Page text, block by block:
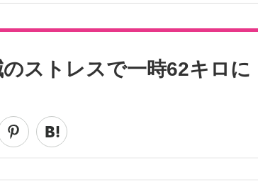
のストレスで一時62キロ